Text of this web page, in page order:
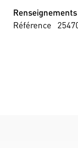
Renseignements
Référence